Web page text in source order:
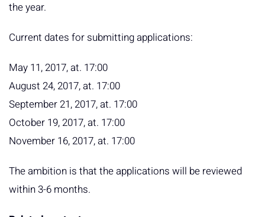
the year.
Current dates for submitting applications:
May 11, 2017, at. 17:00
August 24, 2017, at. 17:00
September 21, 2017, at. 17:00
October 19, 2017, at. 17:00
November 16, 2017, at. 17:00
The ambition is that the applications will be reviewed
within 3-6 months.